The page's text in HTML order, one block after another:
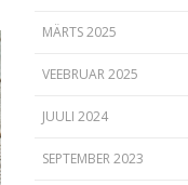
MÄRTS 2025
VEEBRUAR 2025
JUULI 2024
SEPTEMBER 2023